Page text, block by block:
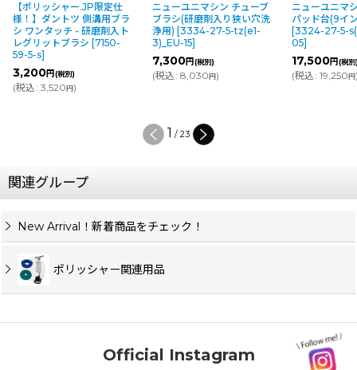
【ポリッシャー.JP限定仕
様！】ダントツ 側溝用ブラ
シ ワンタッチ - 研磨剤入ト
レグリットブラシ [7150-
59-5-s]
3,200円(税別)
(税込: 3,520円)
ニューユニマシン チューブ
ブラシ(研磨剤入り狭い穴洗
浄用) [3334-27-5-tz(e1-
3)_EU-15]
7,300円(税別)
(税込: 8,030円)
ニューユニマ
パッド台(9イ
[3324-27-5-
05]
17,500円(税
(税込: 19,250円
1 / 23
関連グループ
New Arrival！新着商品をチェック！
ポリッシャー関連用品
Official Instagram